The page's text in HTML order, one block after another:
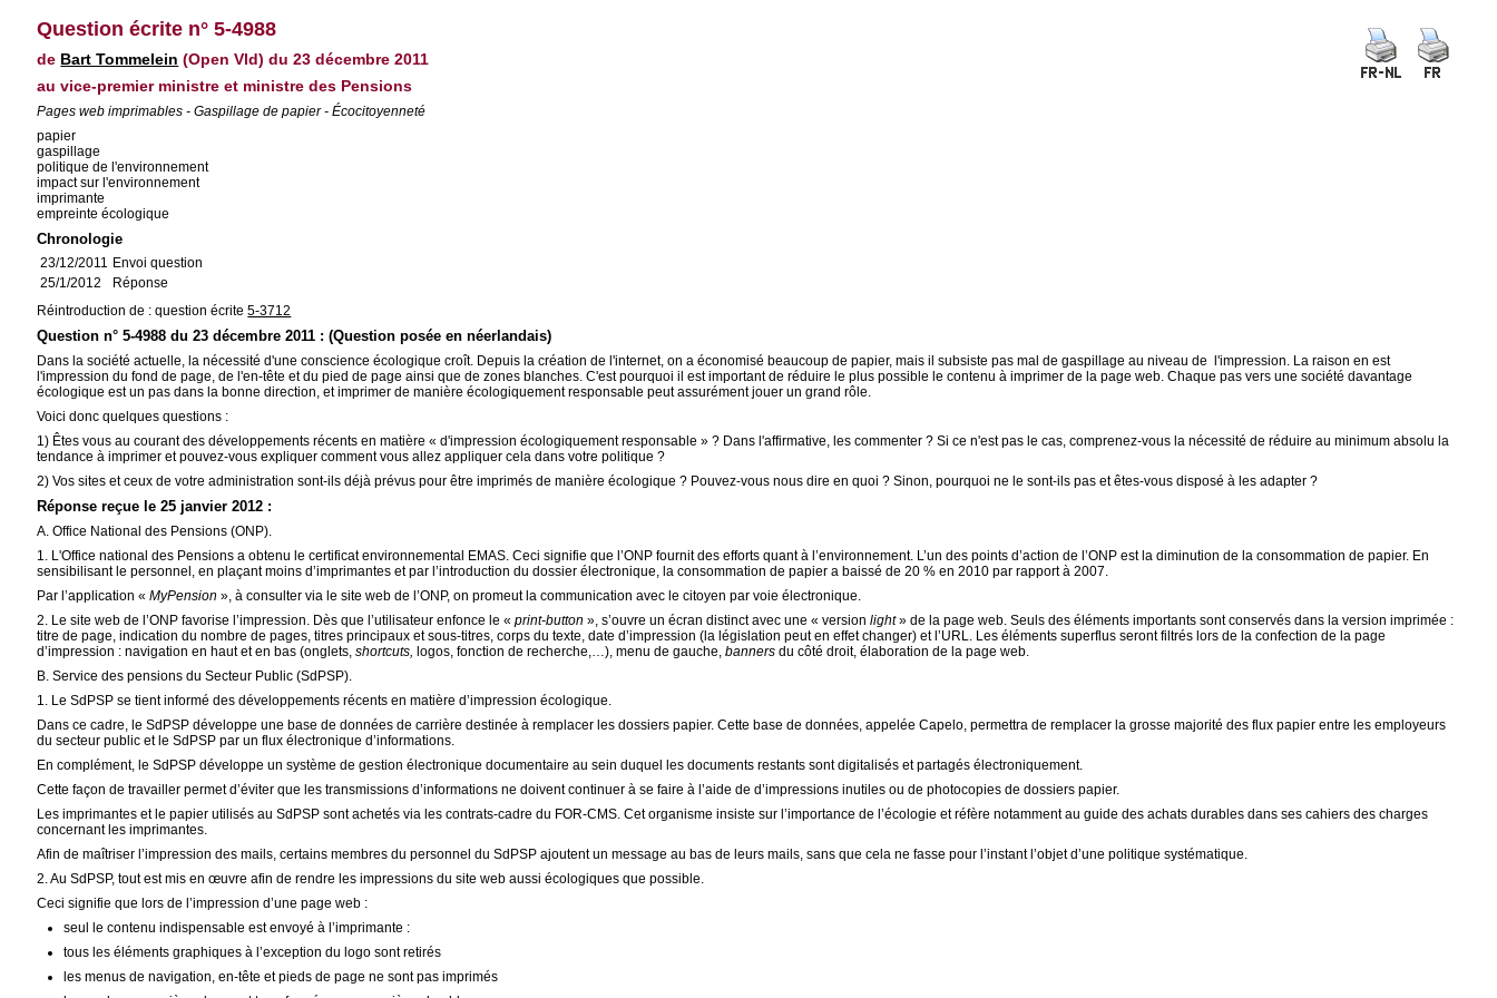
Question écrite n° 5-4988
de Bart Tommelein (Open Vld) du 23 décembre 2011
au vice-premier ministre et ministre des Pensions
Pages web imprimables - Gaspillage de papier - Écocitoyenneté
papier
gaspillage
politique de l'environnement
impact sur l'environnement
imprimante
empreinte écologique
Chronologie
23/12/2011 Envoi question
25/1/2012
Réponse
Réintroduction de : question écrite5-3712
Question n° 5-4988 du 23 décembre 2011 : (Question posée en néerlandais)
Dans la société actuelle, la nécessité d'une conscience écologique croît. Depuis la création de l'internet, on a économisé beaucoup de papier, mais il subsiste pas mal de gaspillage au niveau de l'impression. La raison en est
l'impression du fond de page, de l'en-tête et du pied de page ainsi que de zones blanches. C'est pourquoi il est important de réduire le plus possible le contenu à imprimer de la page web. Chaque pas vers une société davantage
écologique est un pas dans la bonne direction, et imprimer de manière écologiquement responsable peut assurément jouer un grand rôle.
Voici donc quelques questions :
1) Êtes vous au courant des développements récents en matière « d'impression écologiquement responsable » ? Dans l'affirmative, les commenter ? Si ce n'est pas le cas, comprenez-vous la nécessité de réduire au minimum absolu la
tendance à imprimer et pouvez-vous expliquer comment vous allez appliquer cela dans votre politique ?
2) Vos sites et ceux de votre administration sont-ils déjà prévus pour être imprimés de manière écologique ? Pouvez-vous nous dire en quoi ? Sinon, pourquoi ne le sont-ils pas et êtes-vous disposé à les adapter ?
Réponse reçue le 25 janvier 2012 :
A. Office National des Pensions (ONP).
1. L'Office national des Pensions a obtenu le certificat environnemental EMAS. Ceci signifie que l’ONP fournit des efforts quant à l’environnement. L’un des points d’action de l’ONP est la diminution de la consommation de papier. En
sensibilisant le personnel, en plaçant moins d’imprimantes et par l’introduction du dossier électronique, la consommation de papier a baissé de 20 % en 2010 par rapport à 2007.
Par l’application «MyPension», à consulter via le site web de l’ONP, on promeut la communication avec le citoyen par voie électronique.
2. Le site web de l’ONP favorise l’impression. Dès que l’utilisateur enfonce le «print-button », s’ouvre un écran distinct avec une « versionlight» de la page web. Seuls des éléments importants sont conservés dans la version imprimée :
titre de page, indication du nombre de pages, titres principaux et sous-titres, corps du texte, date d’impression (la législation peut en effet changer) et l’URL. Les éléments superflus seront filtrés lors de la confection de la page
d’impression : navigation en haut et en bas (onglets,shortcuts, logos, fonction de recherche,…), menu de gauche,bannersdu côté droit, élaboration de la page web.
B. Service des pensions du Secteur Public (SdPSP).
1. Le SdPSP se tient informé des développements récents en matière d’impression écologique.
Dans ce cadre, le SdPSP développe une base de données de carrière destinée à remplacer les dossiers papier. Cette base de données, appelée Capelo, permettra de remplacer la grosse majorité des flux papier entre les employeurs
du secteur public et le SdPSP par un flux électronique d’informations.
En complément, le SdPSP développe un système de gestion électronique documentaire au sein duquel les documents restants sont digitalisés et partagés électroniquement.
Cette façon de travailler permet d’éviter que les transmissions d’informations ne doivent continuer à se faire à l’aide de d’impressions inutiles ou de photocopies de dossiers papier.
Les imprimantes et le papier utilisés au SdPSP sont achetés via les contrats-cadre du FOR-CMS. Cet organisme insiste sur l’importance de l’écologie et réfère notamment au guide des achats durables dans ses cahiers des charges
concernant les imprimantes.
Afin de maîtriser l’impression des mails, certains membres du personnel du SdPSP ajoutent un message au bas de leurs mails, sans que cela ne fasse pour l’instant l’objet d’une politique systématique.
2. Au SdPSP, tout est mis en œuvre afin de rendre les impressions du site web aussi écologiques que possible.
Ceci signifie que lors de l’impression d’une page web :
seul le contenu indispensable est envoyé à l’imprimante :
tous les éléments graphiques à l’exception du logo sont retirés
les menus de navigation, en-tête et pieds de page ne sont pas imprimés